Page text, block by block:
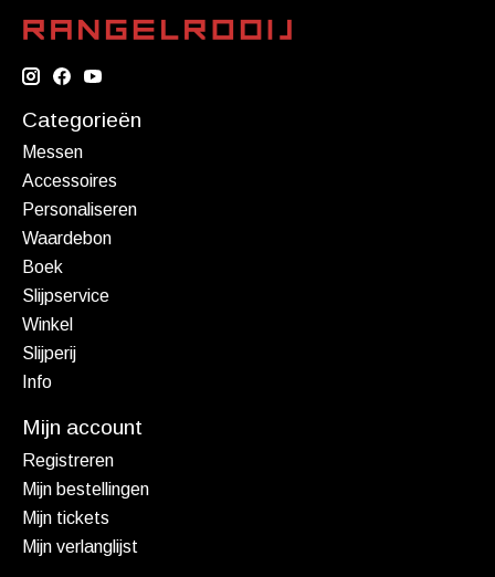
Categorieën
Messen
Accessoires
Personaliseren
Waardebon
Boek
Slijpservice
Winkel
Slijperij
Info
Mijn account
Registreren
Mijn bestellingen
Mijn tickets
Mijn verlanglijst